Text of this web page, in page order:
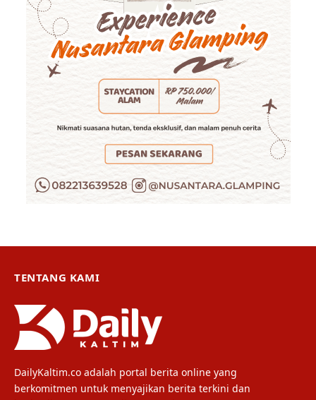
TENTANG KAMI
DailyKaltim.co adalah portal berita online yang
berkomitmen untuk menyajikan berita terkini dan